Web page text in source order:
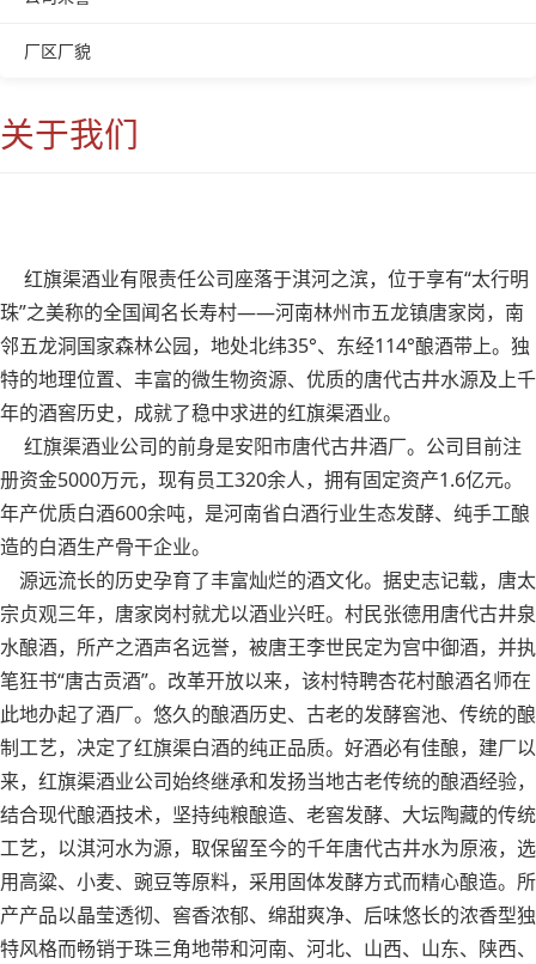
厂区厂貌
关于我们
红旗渠酒业有限责任公司座落于淇河之滨，位于享有“太行明
珠”之美称的全国闻名长寿村——河南林州市五龙镇唐家岗，南
邻五龙洞国家森林公园，地处北纬35°、东经114°酿酒带上。独
特的地理位置、丰富的微生物资源、优质的唐代古井水源及上千
年的酒窖历史，成就了稳中求进的红旗渠酒业。
红旗渠酒业公司的前身是安阳市唐代古井酒厂。公司目前注
册资金5000万元，现有员工320余人，拥有固定资产1.6亿元。
年产优质白酒600余吨，是河南省白酒行业生态发酵、纯手工酿
造的白酒生产骨干企业。
源远流长的历史孕育了丰富灿烂的酒文化。据史志记载，唐太
宗贞观三年，唐家岗村就尤以酒业兴旺。村民张德用唐代古井泉
水酿酒，所产之酒声名远誉，被唐王李世民定为宫中御酒，并执
笔狂书“唐古贡酒”。改革开放以来，该村特聘杏花村酿酒名师在
此地办起了酒厂。悠久的酿酒历史、古老的发酵窖池、传统的酿
制工艺，决定了红旗渠白酒的纯正品质。好酒必有佳酿，建厂以
来，红旗渠酒业公司始终继承和发扬当地古老传统的酿酒经验，
结合现代酿酒技术，坚持纯粮酿造、老窖发酵、大坛陶藏的传统
工艺，以淇河水为源，取保留至今的千年唐代古井水为原液，选
用高粱、小麦、豌豆等原料，采用固体发酵方式而精心酿造。所
产产品以晶莹透彻、窖香浓郁、绵甜爽净、后味悠长的浓香型独
特风格而畅销于珠三角地带和河南、河北、山西、山东、陕西、